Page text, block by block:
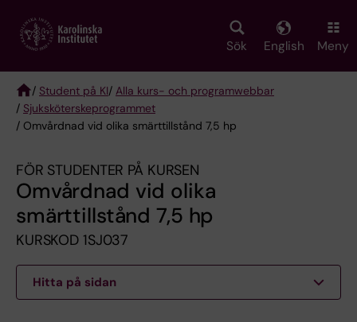
main
Sök English Meny
Breadcrumb
/ Student på KI/ Alla kurs- och programwebbar
/ Sjuksköterske­programmet
/ Omvårdnad vid olika smärttillstånd 7,5 hp
FÖR STUDENTER PÅ KURSEN
Omvårdnad vid olika
smärttillstånd 7,5 hp
KURSKOD 1SJ037
Hitta på sidan